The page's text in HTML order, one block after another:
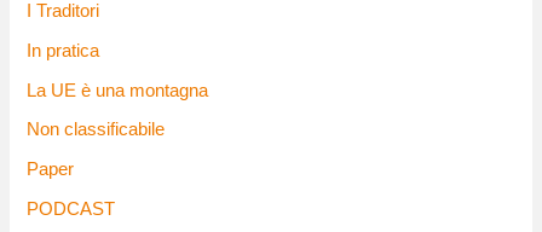
I Traditori
In pratica
La UE è una montagna
Non classificabile
Paper
PODCAST